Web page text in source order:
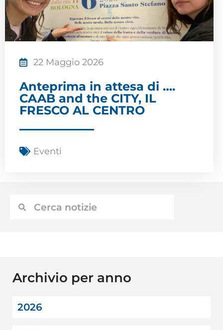
22 Maggio 2026
Anteprima in attesa di ….
CAAB and the CITY, IL
FRESCO AL CENTRO
Eventi
Archivio per anno
2026